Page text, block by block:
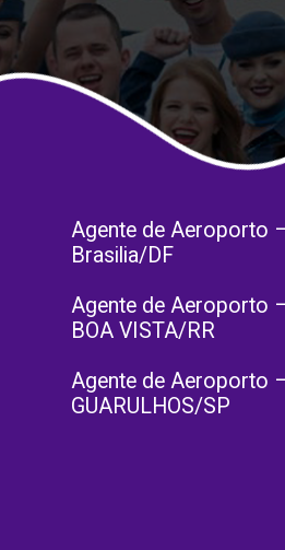
Agente de Aeroporto
Brasilia/DF
Agente de Aeroporto
BOA VISTA/RR
Agente de Aeroporto
GUARULHOS/SP